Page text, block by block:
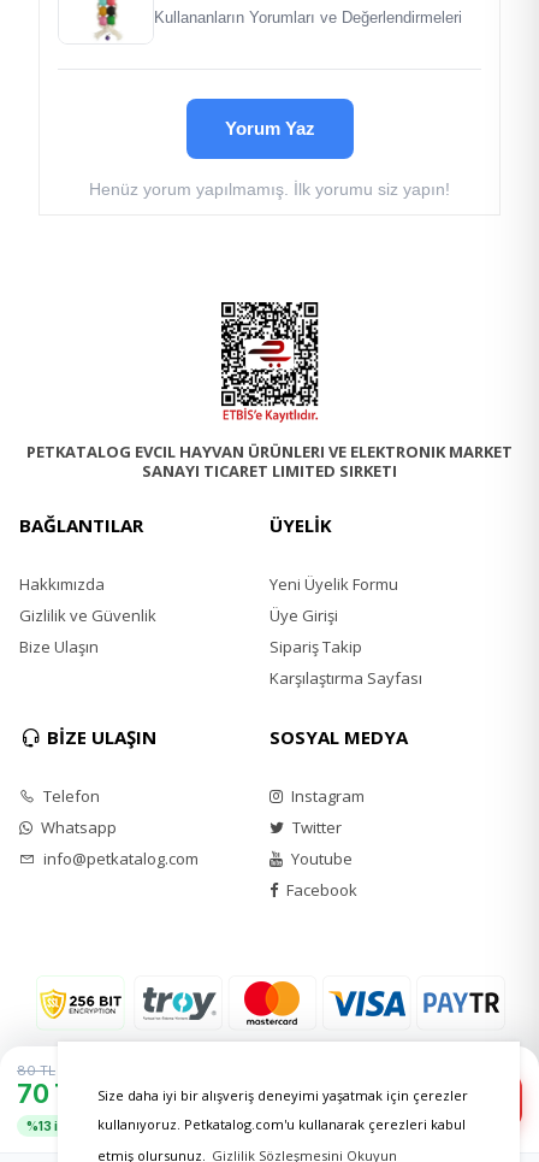
Size daha iyi bir alışveriş deneyimi yaşatmak için çerezler
kullanıyoruz. Petkatalog.com'u kullanarak çerezleri kabul
etmiş olursunuz. Gizlilik Sözleşmesini Okuyun
Kullananların Yorumları ve Değerlendirmeleri
Yorum Yaz
Henüz yorum yapılmamış. İlk yorumu siz yapın!
80 TL
70 TL
%13 indirim
− 1 + Sepete Ekle
PETKATALOG EVCIL HAYVAN ÜRÜNLERI VE ELEKTRONIK MARKET
SANAYI TICARET LIMITED SIRKETI
BAĞLANTILAR
Hakkımızda
Gizlilik ve Güvenlik
Bize Ulaşın
ÜYELİK
Yeni Üyelik Formu
Üye Girişi
Sipariş Takip
Karşılaştırma Sayfası
BİZE ULAŞIN
Telefon
Whatsapp
info@petkatalog.com
SOSYAL MEDYA
Instagram
Twitter
Youtube
Facebook